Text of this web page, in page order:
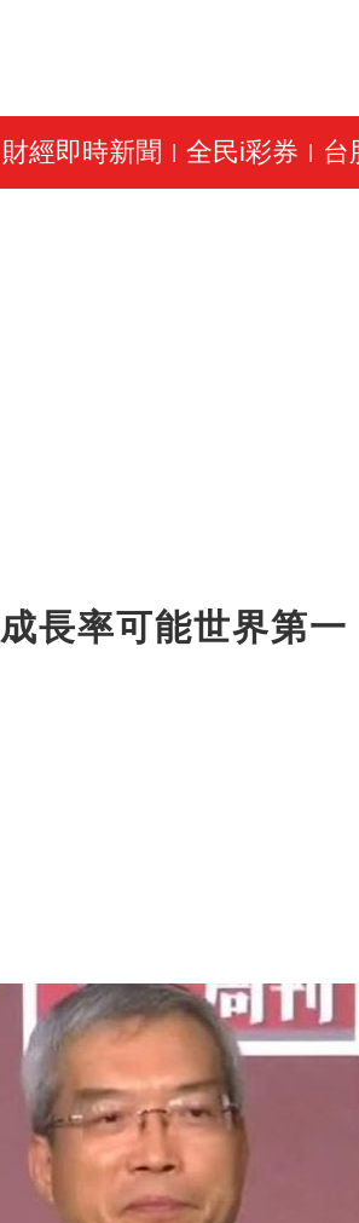
財經即時新聞 全民i彩券 台
長率可能世界第